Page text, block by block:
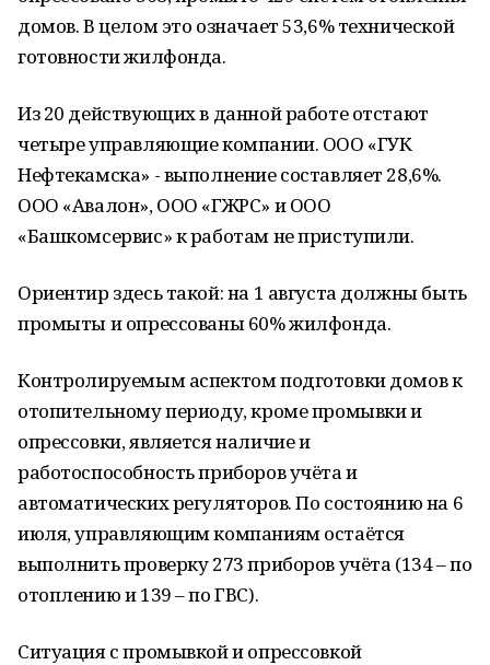
домов. В целом это означает 53,6% технической
готовности жилфонда.
Из 20 действующих в данной работе отстают
четыре управляющие компании. ООО «ГУК
Нефтекамска» - выполнение составляет 28,6%.
ООО «Авалон», ООО «ГЖРС» и ООО
«Башкомсервис» к работам не приступили.
Ориентир здесь такой: на 1 августа должны быть
промыты и опрессованы 60% жилфонда.
Контролируемым аспектом подготовки домов к
отопительному периоду, кроме промывки и
опрессовки, является наличие и
работоспособность приборов учёта и
автоматических регуляторов. По состоянию на 6
июля, управляющим компаниям остаётся
выполнить проверку 273 приборов учёта (134 – по
отоплению и 139 – по ГВС).
Ситуация с промывкой и опрессовкой